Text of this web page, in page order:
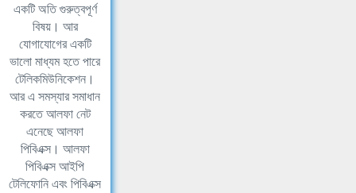
একটি অতি গুরুত্বপূর্ণ
বিষয়। আর
যোগাযোগের একটি
ভালো মাধ্যম হতে পারে
টেলিকমিউনিকেশন।
আর এ সমস্যার সমাধান
করতে আলফা নেট
এনেছে আলফা
পিবিএক্স। আলফা
পিবিএক্স আইপি
টেলিফোনি এবং পিবিএক্স